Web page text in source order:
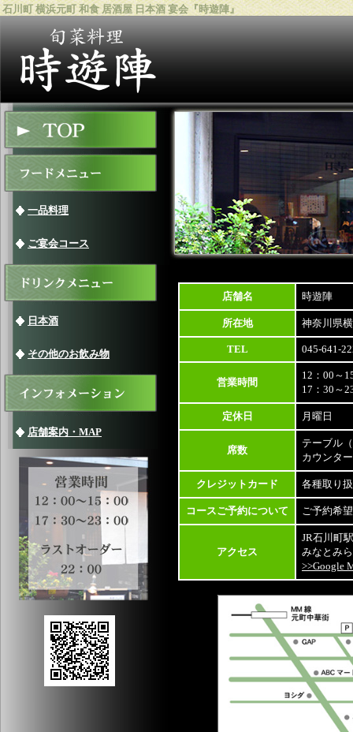
石川町 横浜元町 和食 居酒屋 日本酒 宴会『時遊陣』
一品料理
ご宴会コース
日本酒
その他のお飲み物
店舗案内・MAP
店舗名 時遊陣
所在地 神奈川県
TEL 045-641-
営業時間
12：00～
17：30～
定休日 月曜日
席数
テーブル
カウンタ
クレジットカード 各種取り
コースご予約について ご予約希
アクセス
JR石川町
みなとみ
>>Google